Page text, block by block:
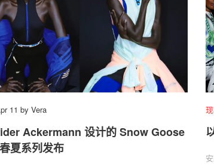
11 by Vera
Ackermann 设计的 Snow Goose
夏系列发布